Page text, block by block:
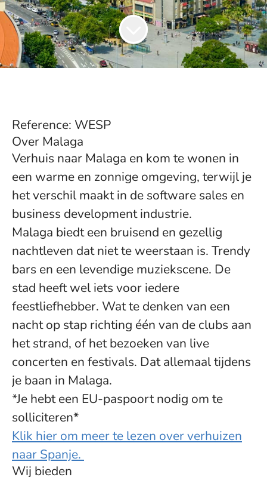
Reference: WESP
Over Malaga
Verhuis naar Malaga en kom te wonen in
een warme en zonnige omgeving, terwijl je
het verschil maakt in de software sales en
business development industrie.
Malaga biedt een bruisend en gezellig
nachtleven dat niet te weerstaan is. Trendy
bars en een levendige muziekscene. De
stad heeft wel iets voor iedere
feestliefhebber. Wat te denken van een
nacht op stap richting één van de clubs aan
het strand, of het bezoeken van live
concerten en festivals. Dat allemaal tijdens
je baan in Malaga.
*Je hebt een EU-paspoort nodig om te
solliciteren*
Klik hier om meer te lezen over verhuizen
naar Spanje.
Wij bieden